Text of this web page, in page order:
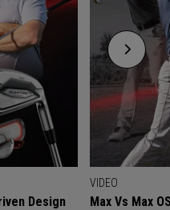
Design
VIDEO
Max Vs Max